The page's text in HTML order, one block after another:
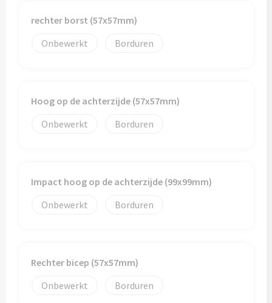
rechter borst (57x57mm)
Onbewerkt
Borduren
Hoog op de achterzijde (57x57mm)
Onbewerkt
Borduren
Impact hoog op de achterzijde (99x99mm)
Onbewerkt
Borduren
Rechter bicep (57x57mm)
Onbewerkt
Borduren